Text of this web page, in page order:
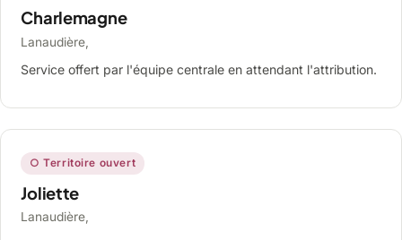
Charlemagne
Lanaudière,
Service offert par l'équipe centrale en attendant l'attribution.
○ Territoire ouvert
Joliette
Lanaudière,